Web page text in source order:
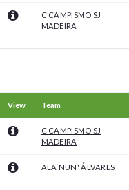
C CAMPISMO SJ
MADEIRA
View Team
C CAMPISMO SJ
MADEIRA
ALA NUN' ÁLVARES